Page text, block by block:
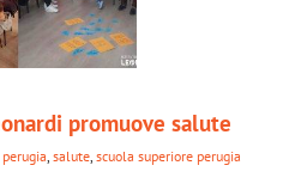
promuove salute
perugia salute scuola superiore perugia